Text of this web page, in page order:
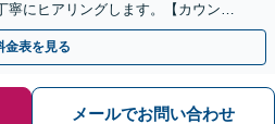
寧にヒアリングします。【カウンセ
金表を見る
メールでお問い合わせ